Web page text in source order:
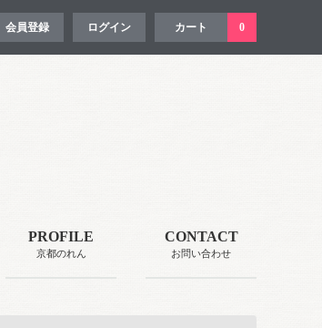
会員登録 ログイン カート 0
PROFILE
京都のれん
CONTACT
お問い合わせ